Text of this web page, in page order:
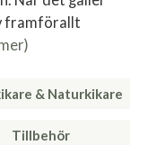
framförallt
& Naturkikare
Tillbehör